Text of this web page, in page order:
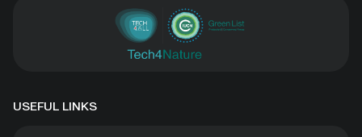
USEFUL LINKS